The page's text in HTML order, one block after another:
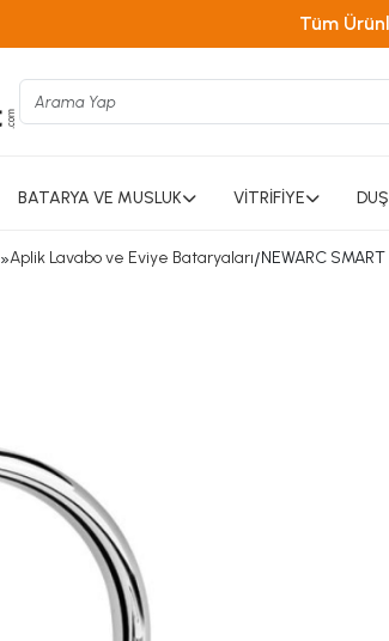
Tüm
BATARYA VE MUSLUK VİTRİFİYE
»Aplik Lavabo ve Eviye Bataryaları/NEWARC